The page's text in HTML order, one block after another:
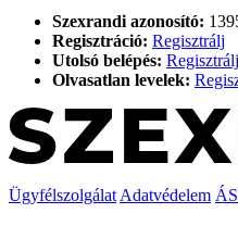
Szexrandi azonosító:
Regisztráció: Regisztrálj
Utolsó belépés: Regisztrálj
Olvasatlan levelek:
Ügyfélszolgálat Adatvédelem